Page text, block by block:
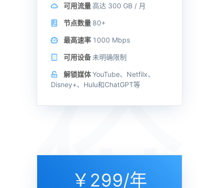
可用流量高达300 GB / 月
节点数量 80+
最高速率 1000 Mbps
可用设备 未明确限制
解锁媒体YouTube、Netfilx、
Disney+、Hulu和ChatGPT等
￥299/年